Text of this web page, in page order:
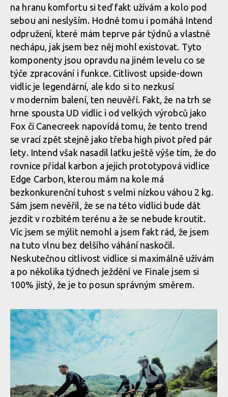
Vojta Bláha přibližuje vývoj a testování highpivot prototypu
CDuro HHP
Vojta Bláha přibližuje vývoj a testování highpivot prototypu
CDuro HHP
Vojta Bláha přibližuje vývoj a testování highpivot prototypu
CDuro HHP
na hranu komfortu si teď fakt užívám a kolo pod
sebou ani neslyším. Hodně tomu i pomáhá Intend
odpružení, které mám teprve pár týdnů a vlastně
nechápu, jak jsem bez něj mohl existovat. Tyto
komponenty jsou opravdu na jiném levelu co se
týče zpracování i funkce. Citlivost upside-down
vidlic je legendární, ale kdo si to nezkusí
v moderním balení, ten neuvěří. Fakt, že na trh se
hrne spousta UD vidlic i od velkých výrobců jako
Fox či Canecreek napovídá tomu, že tento trend
se vrací zpět stejně jako třeba high pivot před pár
lety. Intend však nasadil laťku ještě výše tím, že do
rovnice přidal karbon a jejich prototypová vidlice
Edge Carbon, kterou mám na kole má
bezkonkurenční tuhost s velmi nízkou váhou 2 kg.
Sám jsem nevěřil, že se na této vidlici bude dát
jezdit v rozbitém terénu a že se nebude kroutit.
Víc jsem se mýlit nemohl a jsem fakt rád, že jsem
na tuto vlnu bez delšího váhání naskočil.
Neskutečnou citlivost vidlice si maximálně užívám
a po několika týdnech ježdění ve Finale jsem si
100% jistý, že je to posun správným směrem.